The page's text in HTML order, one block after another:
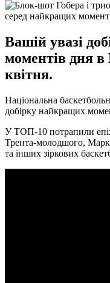
Вашій увазі
моментів дня
квітня.
Національна
добірку найкращих
У ТОП-10 потрапили
Трента-молодшого,
та інших зіркових